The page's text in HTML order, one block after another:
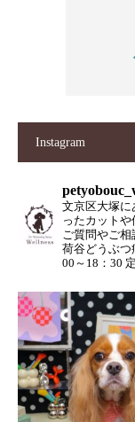
Instagram
文京区大塚に
ったカット
ご質問やご相
荷谷どうぶつ
00～18：30